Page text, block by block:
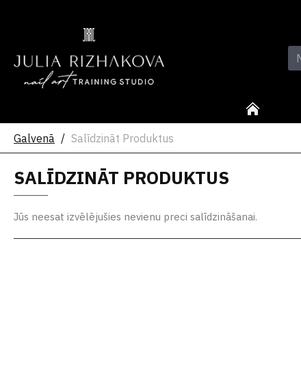
Galvenā Salīdzināt Produktus
SALĪDZINĀT PRODUKTUS
Jūs neesat izvēlējušies nevienu preci salīdzināšanai.